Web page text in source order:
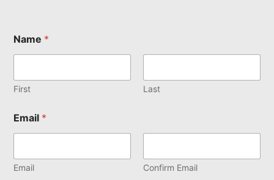
Name *
First Last
Email *
Email Confirm Email